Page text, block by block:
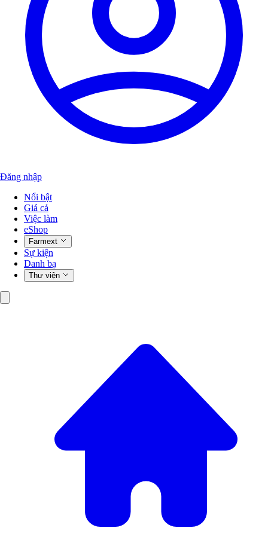
Đăng nhập
Nổi bật
Giá cả
Việc làm
eShop
Farmext
Sự kiện
Danh bạ
Thư viện